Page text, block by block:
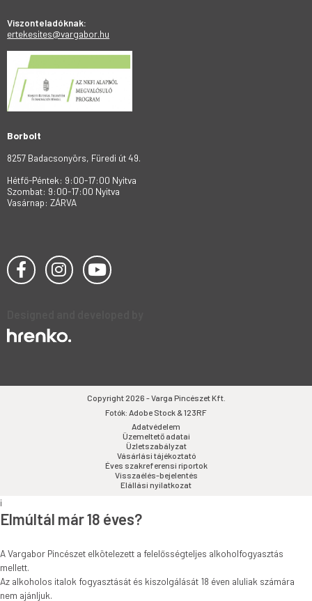
Viszonteladóknak:
ertekesites@vargabor.hu
Borbolt
8257 Badacsonyörs, Füredi út 49.
Hétfő-Péntek: 9:00-17:00 Nyitva
Szombat: 9:00-17:00 Nyitva
Vasárnap: ZÁRVA
Copyright 2026 - Varga Pincészet Kft.
Fotók: Adobe Stock & 123RF
Adatvédelem
Üzemeltető adatai
Üzletszabályzat
Vásárlási tájékoztató
Éves szakreferensi riportok
Visszaélés-bejelentés
Elállási nyilatkozat
i
Elmúltál már 18 éves?
A Vargabor Pincészet elkötelezett a felelősségteljes alkoholfogyasztás
mellett.
Az alkoholos italok fogyasztását és kiszolgálását 18 éven aluliak számára
nem ajánljuk.